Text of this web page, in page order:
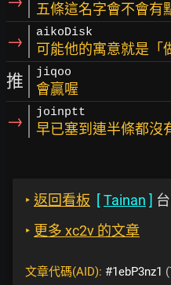
五條這名字會不會有
→ aikoDisk
可能他的寓意就是「
推 jiqoo
會贏喔
→ joinptt
早已塞到連半條都沒
‣ 返回看板 [Tainan ]
‣ 更多 xc2v 的文章
文章代碼(AID): #1ebP3nz1